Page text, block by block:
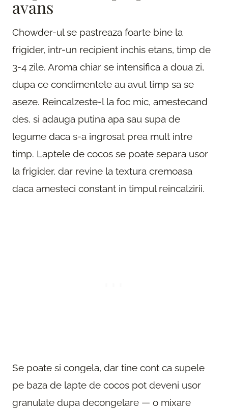
avans
Chowder-ul se pastreaza foarte bine la
frigider, intr-un recipient inchis etans, timp de
3-4 zile. Aroma chiar se intensifica a doua zi,
dupa ce condimentele au avut timp sa se
aseze. Reincalzeste-l la foc mic, amestecand
des, si adauga putina apa sau supa de
legume daca s-a ingrosat prea mult intre
timp. Laptele de cocos se poate separa usor
la frigider, dar revine la textura cremoasa
daca amesteci constant in timpul reincalzirii.
Se poate si congela, dar tine cont ca supele
pe baza de lapte de cocos pot deveni usor
granulate dupa decongelare — o mixare